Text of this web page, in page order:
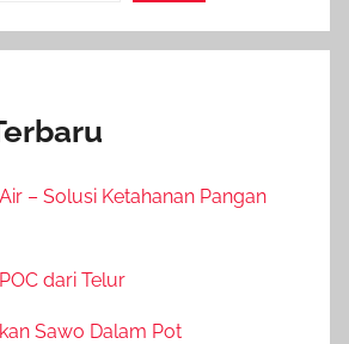
– Solusi Ketahanan Pangan
dari Telur
Sawo Dalam Pot